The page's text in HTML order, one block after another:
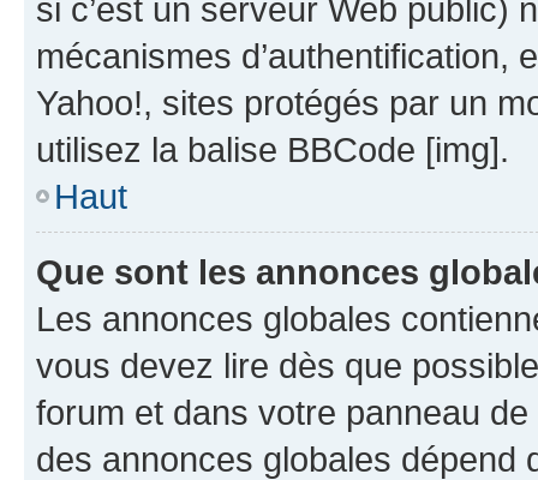
si c’est un serveur Web public)
mécanismes d’authentification,
Yahoo!, sites protégés par un
utilisez la balise BBCode [img].
Haut
Que sont les annonces
Les annonces globales
vous devez lire dès que
forum et dans votre panneau
des annonces globales dépend